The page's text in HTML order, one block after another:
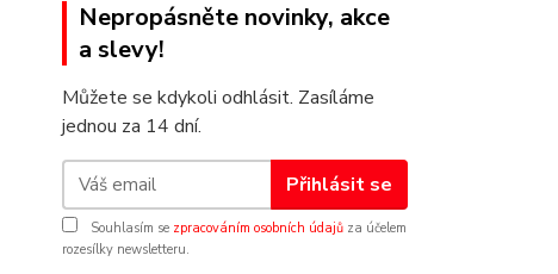
Nepropásněte novinky, akce
a slevy!
Můžete se kdykoli odhlásit. Zasíláme
jednou za 14 dní.
Přihlásit se
Souhlasím se zpracováním osobních údajů za účelem
rozesílky newsletteru.